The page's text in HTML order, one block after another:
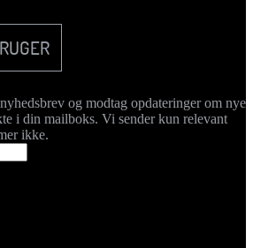
og modtag opdateringer om nye
i din mailboks. Vi sender kun relevant
ikke.